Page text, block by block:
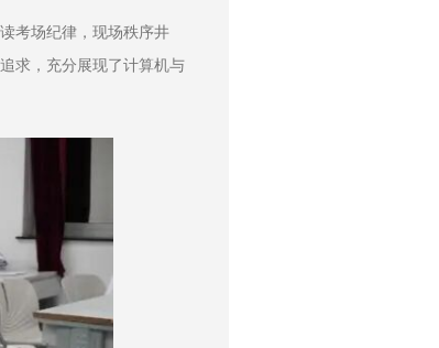
考场纪律，现场秩序井
求，充分展现了计算机与